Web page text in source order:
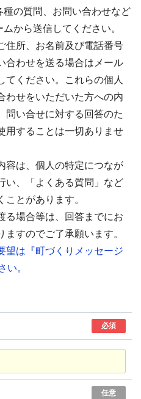
の質問、お問い合わせなど
から送信してください。
住所、お名前及び電話番号
合わせを送る場合はメール
てください。これらの個人
わせをいただいた方への内
問い合せに対する回答のた
用することは一切ありませ
容は、個人の特定につなが
い、「よくある質問」など
とがあります。
る場合等は、回答までにお
すのでご了承願います。
望は『町づくりメッセージ
い。
必須
任意